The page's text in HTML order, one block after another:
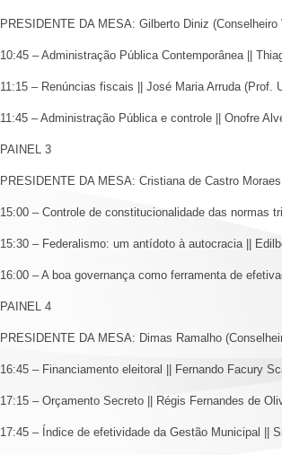
PRESIDENTE DA MESA: Gilberto Diniz
10:45 – Administração Pública Contemporânea ||
11:15 – Renúncias fiscais || José Maria Arruda (Prof.
11:45 – Administração Pública e controle || Onofre
PAINEL 3
PRESIDENTE DA MESA: Cristiana de Castro
15:00 – Controle de constitucionalidade das normas
15:30 – Federalismo: um antídoto à autocracia ||
16:00 – A boa governança como ferramenta de
PAINEL 4
PRESIDENTE DA MESA: Dimas Ramalho
16:45 – Financiamento eleitoral || Fernando Facury
17:15 – Orçamento Secreto || Régis Fernandes de
17:45 – Índice de efetividade da Gestão Municipal ||